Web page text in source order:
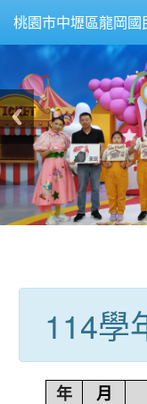
桃園市中壢區龍岡國
114學
年 月